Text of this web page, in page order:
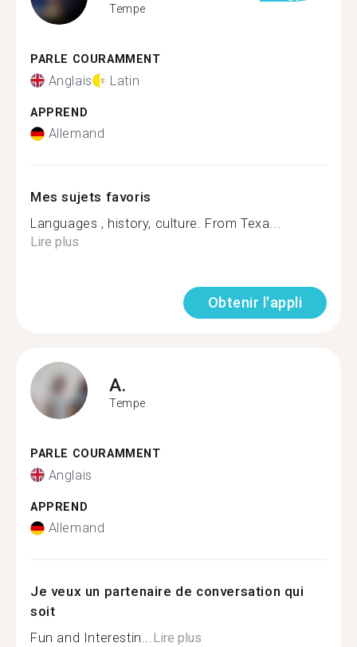
Tempe
PARLE COURAMMENT
Anglais Latin
APPREND
Allemand
Mes sujets favoris
Languages , history, culture. From Texa...
Lire plus
Obtenir l'appli
A.
Tempe
PARLE COURAMMENT
Anglais
APPREND
Allemand
Je veux un partenaire de conversation qui
soit
Fun and Interestin...Lire plus